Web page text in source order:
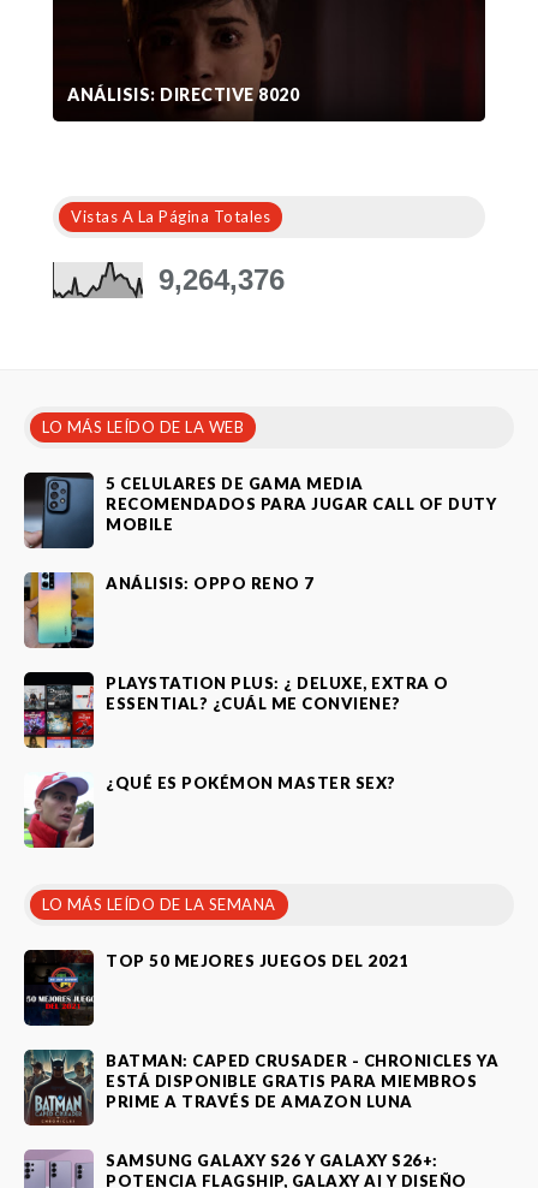
ANÁLISIS: DIRECTIVE 8020
Vistas A La Página Totales
9,264,376
LO MÁS LEÍDO DE LA WEB
5 CELULARES DE GAMA MEDIA
RECOMENDADOS PARA JUGAR CALL OF DUTY
MOBILE
ANÁLISIS: OPPO RENO 7
PLAYSTATION PLUS: ¿ DELUXE, EXTRA O
ESSENTIAL? ¿CUÁL ME CONVIENE?
¿QUÉ ES POKÉMON MASTER SEX?
LO MÁS LEÍDO DE LA SEMANA
TOP 50 MEJORES JUEGOS DEL 2021
BATMAN: CAPED CRUSADER - CHRONICLES YA
ESTÁ DISPONIBLE GRATIS PARA MIEMBROS
PRIME A TRAVÉS DE AMAZON LUNA
SAMSUNG GALAXY S26 Y GALAXY S26+:
POTENCIA FLAGSHIP, GALAXY AI Y DISEÑO